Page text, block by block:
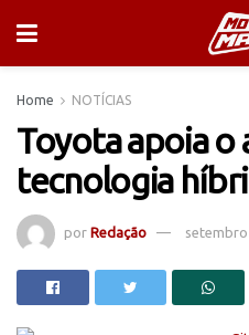
Home NOTÍCIAS
Toyota apoia o
tecnologia
por Redação setembro